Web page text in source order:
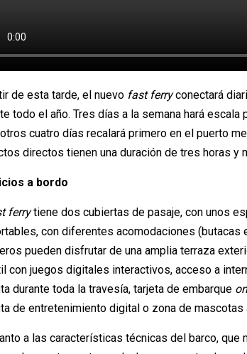
de esta tarde, el nuevo fast ferryconectará
todo el año. Tres días a la semana hará
cuatro días recalará primero en el puerto
directos tienen una duración de tres horas y
a bordo
ferrytiene dos cubiertas de pasaje, con unos
con diferentes acomodaciones (butacas
pueden disfrutar de una amplia terraza
con juegos digitales interactivos, acceso a
durante toda la travesía, tarjeta de embarque
de entretenimiento digital o zona de
a las características técnicas del barco,